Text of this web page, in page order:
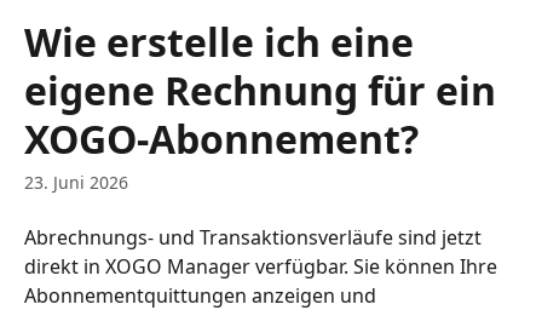
Wie erstelle ich eine
eigene Rechnung für ein
XOGO-Abonnement?
23. Juni 2026
Abrechnungs- und Transaktionsverläufe sind jetzt
direkt in XOGO Manager verfügbar. Sie können Ihre
Abonnementquittungen anzeigen und